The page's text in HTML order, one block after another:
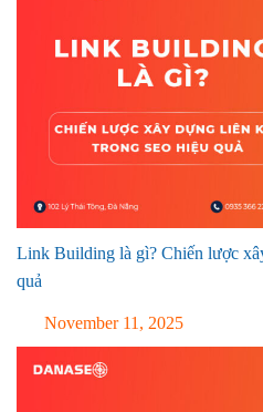
Link Building là gì? Chiến lược
quả
November 11, 2025